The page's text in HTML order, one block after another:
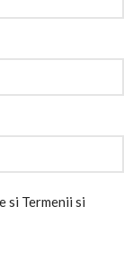
si Termenii si